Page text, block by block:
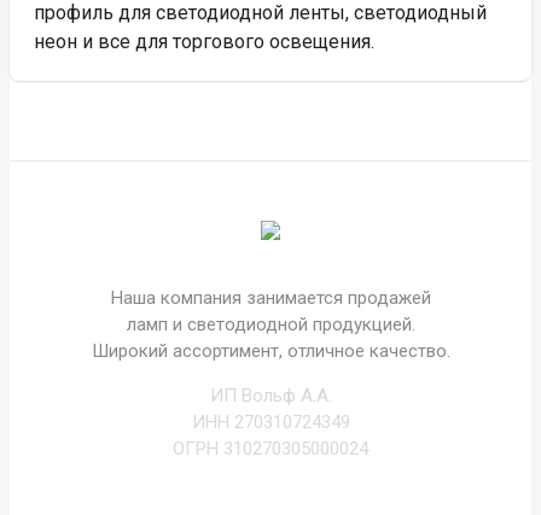
профиль для светодиодной ленты, светодиодный
неон и все для торгового освещения.
Наша компания занимается продажей
ламп и светодиодной продукцией.
Широкий ассортимент, отличное качество.
ИП Вольф А.А.
ИНН 270310724349
ОГРН 310270305000024